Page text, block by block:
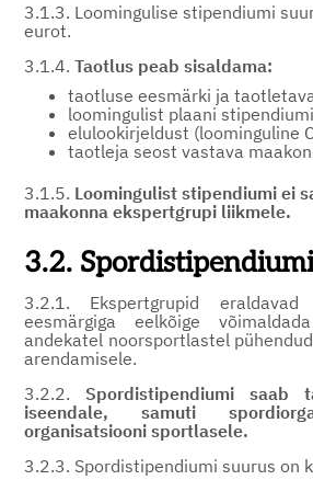
3.1.3. Loomingulise stipendiumi
eurot.
3.1.4. Taotlus peab sisaldama:
taotluse eesmärki ja
loomingulist plaani
elulookirjeldust (loominguline
taotleja seost vastava
3.1.5. Loomingulist stipendiumi ei
maakonna ekspertgrupi liikmele.
3.2.
3.2.1. Ekspertgrupid eraldavad
eesmärgiga eelkõige
andekatel noorsportlastel
arendamisele.
3.2.2. Spordistipendiumi saab
iseendale, samuti
organisatsiooni sportlasele.
3.2.3. Spordistipendiumi suurus on